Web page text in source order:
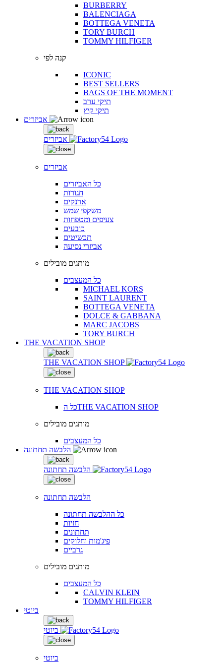
BURBERRY
BALENCIAGA
BOTTEGA VENETA
TORY BURCH
TOMMY HILFIGER
קנה לפי
ICONIC
BEST SELLERS
BAGS OF THE MOMENT
תיקי ערב
תיקי קיץ
אביזרים
אביזרים
כל האביזרים
חגורות
ארנקים
משקפי שמש
צעיפים ומטפחות
כובעים
תכשיטים
אביזרי נסיעה
מותגים מובילים
כל המעצבים
MICHAEL KORS
SAINT LAURENT
BOTTEGA VENETA
DOLCE & GABBANA
MARC JACOBS
TORY BURCH
THE VACATION SHOP
THE VACATION SHOP
THE VACATION SHOP
כל הTHE VACATION SHOP
מותגים מובילים
כל המעצבים
הלבשה תחתונה
הלבשה תחתונה
כל ההלבשה תחתונה
חזיות
תחתונים
פיג'מות וחלוקים
גרביים
מותגים מובילים
כל המעצבים
CALVIN KLEIN
TOMMY HILFIGER
ביוטי
ביוטי
ביוטי